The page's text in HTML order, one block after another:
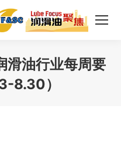
滑油行业每周要
8.30）